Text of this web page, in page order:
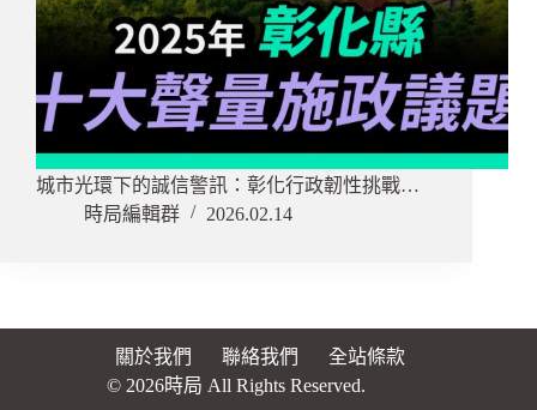
城市光環下的誠信警訊：彰化行政韌性挑戰…
時局編輯群
2026.02.14
關於我們 聯絡我們
全站條款
© 2026時局 All Rights Reserved.